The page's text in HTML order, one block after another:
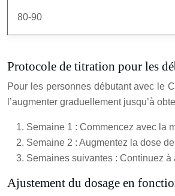
80-90
Protocole de titration pour les
Pour les personnes débutant avec le
l’augmenter graduellement jusqu’à
Semaine 1 : Commencez avec la
Semaine 2 : Augmentez la dose
Semaines suivantes : Continuez à
Ajustement du dosage en